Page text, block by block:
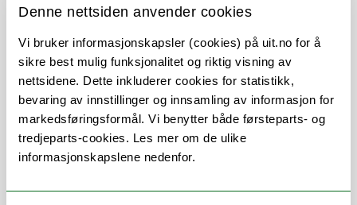
Denne nettsiden anvender cookies
Vi bruker informasjonskapsler (cookies) på uit.no for å
sikre best mulig funksjonalitet og riktig visning av
nettsidene. Dette inkluderer cookies for statistikk,
bevaring av innstillinger og innsamling av informasjon for
markedsføringsformål. Vi benytter både førsteparts- og
tredjeparts-cookies. Les mer om de ulike
informasjonskapslene nedenfor.
UiT andVisual Intelligence
Co-director of theDigital Technology
Innovation Labat UiT, developing
innovation and startups in the High
North,
member of theNorthernmost
GraphML Group
co-program chair for the